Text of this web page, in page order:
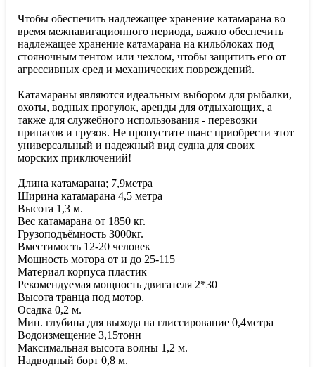
Чтобы обеспечить надлежащее хранение катамарана во
время межнавигационного периода, важно обеспечить
надлежащее хранение катамарана на кильблоках под
стояночным тентом или чехлом, чтобы защитить его от
агрессивных сред и механических повреждений.
Катамараны являются идеальным выбором для рыбалки,
охоты, водных прогулок, аренды для отдыхающих, а
также для служебного использования - перевозки
припасов и грузов. Не пропустите шанс приобрести этот
универсальный и надежный вид судна для своих
морских приключений!
Длина катамарана; 7,9метра
Ширина катамарана 4,5 метра
Высота 1,3 м.
Вес катамарана от 1850 кг.
Грузоподъёмность 3000кг.
Вместимость 12-20 человек
Мощность мотора от и до 25-115
Материал корпуса пластик
Рекомендуемая мощность двигателя 2*30
Высота транца под мотор.
Осадка 0,2 м.
Мин. глубина для выхода на глиссирование 0,4метра
Водоизмещение 3,15тонн
Максимальная высота волны 1,2 м.
Надводный борт 0,8 м.